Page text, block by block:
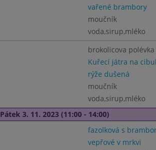
vařené brambory
moučník
voda,sirup,mléko
brokolicova polévka
Kuřecí játra na
rýže dušená
moučník
voda,sirup,mléko
Pátek 3. 11. 2023 (11:00 - 14:00)
fazolková s
vepřové v mrkvi